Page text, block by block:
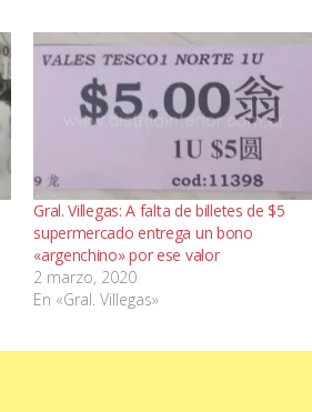
Gral. Villegas: A falta de billetes de $5
supermercado entrega un bono
«argenchino» por ese valor
2 marzo, 2020
En «Gral. Villegas»